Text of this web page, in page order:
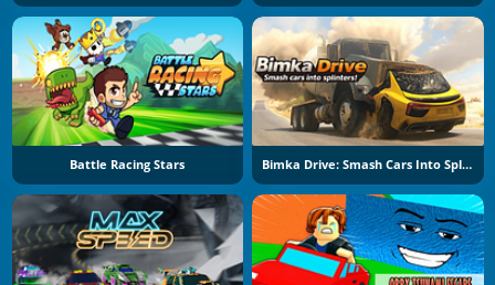
Battle Racing Stars Bimka Drive: Smash Cars Into Splinters